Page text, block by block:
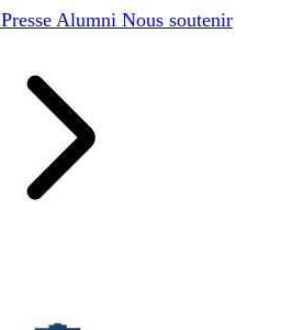
Presse Alumni Nous soutenir